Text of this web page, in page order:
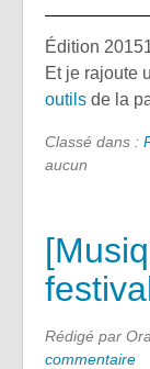
Édition
Et je rajoute
outils de la
Classé dans :
aucun
Rédigé par
commentaire